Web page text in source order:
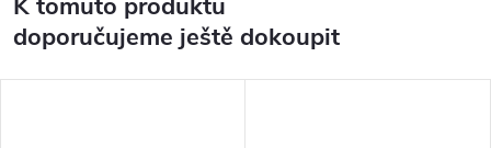
doporučujeme ještě dokoupit